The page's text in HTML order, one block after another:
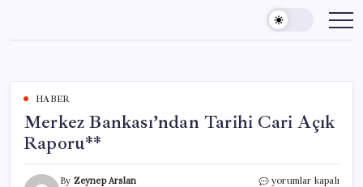
content
HABER
Merkez Bankası’ndan Tarihi Cari Açık
Raporu**
By Zeynep Arslan
Merkez
yorumlar kapalı